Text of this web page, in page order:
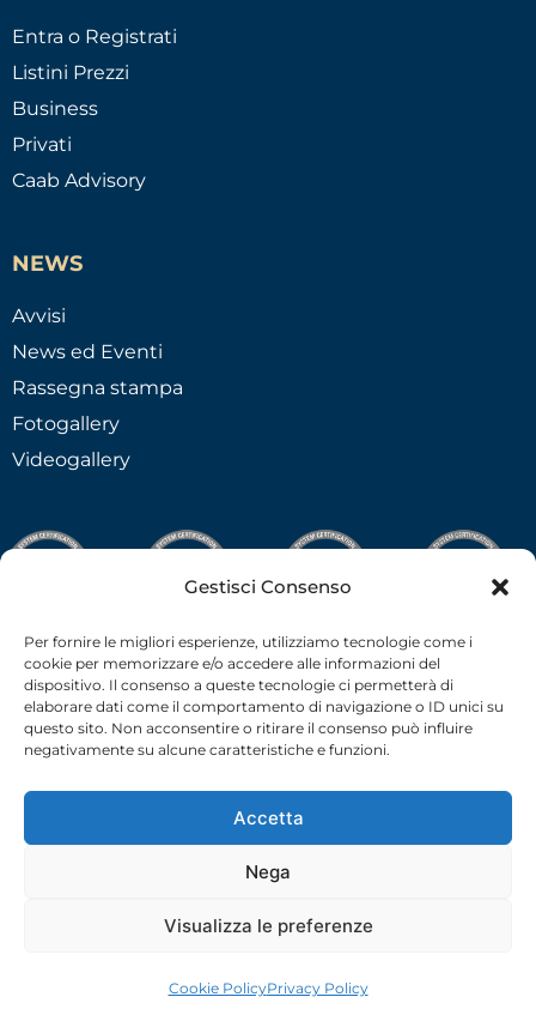
Gestisci Consenso
Per fornire le migliori esperienze, utilizziamo tecnologie come i
cookie per memorizzare e/o accedere alle informazioni del
dispositivo. Il consenso a queste tecnologie ci permetterà di
elaborare dati come il comportamento di navigazione o ID unici su
questo sito. Non acconsentire o ritirare il consenso può influire
negativamente su alcune caratteristiche e funzioni.
Accetta
Nega
Visualizza le preferenze
Cookie PolicyPrivacy Policy
Entra o Registrati
Listini Prezzi
Business
Privati
Caab Advisory
NEWS
Avvisi
News ed Eventi
Rassegna stampa
Fotogallery
Videogallery
C.F.-P.I. 02538910379 all rights reserved © –
Privacy Policy– Cookie Policy